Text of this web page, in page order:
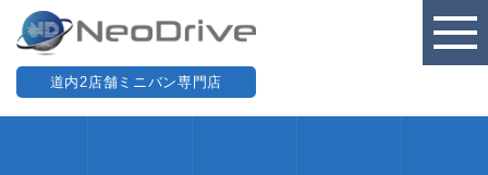
道内2店舗ミニバン専門店